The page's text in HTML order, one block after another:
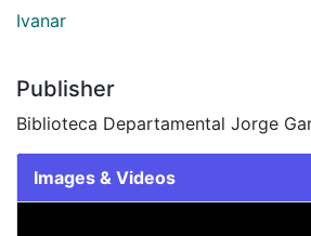
Ivanar
Publisher
Biblioteca Departamental Jorge
Images & Videos